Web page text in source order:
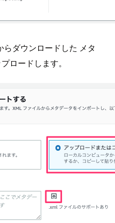
らダウンロードした メタ
ロードします。